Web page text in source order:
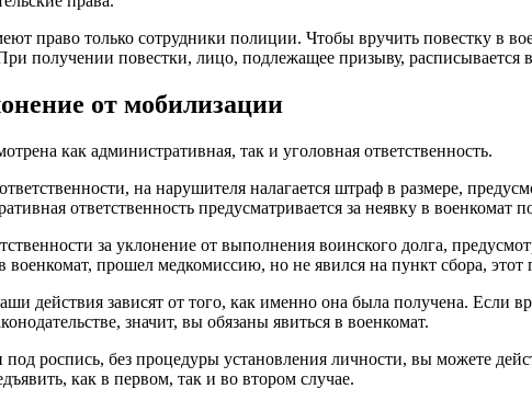
право только сотрудники полиции. Чтобы вручить повестку в
получении повестки, лицо, подлежащее призыву, расписывается
от мобилизации
как административная, так и уголовная ответственность.
на нарушителя налагается штраф в размере,
ответственность предусматривается за неявку в
за уклонение от выполнения воинского долга,
военкомат, прошел медкомиссию, но не явился на пункт сбора, этот
действия зависят от того, как именно она была получена. Если
значит, вы обязаны явиться в военкомат.
роспись, без процедуры установления личности, вы можете
как в первом, так и во втором случае.